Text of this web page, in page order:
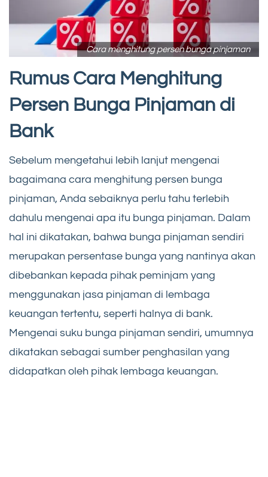
Cara menghitung persen bunga pinjaman
Rumus Cara Menghitung
Persen Bunga Pinjaman di
Bank
Sebelum mengetahui lebih lanjut mengenai
bagaimana cara menghitung persen bunga
pinjaman, Anda sebaiknya perlu tahu terlebih
dahulu mengenai apa itu bunga pinjaman. Dalam
hal ini dikatakan, bahwa bunga pinjaman sendiri
merupakan persentase bunga yang nantinya akan
dibebankan kepada pihak peminjam yang
menggunakan jasa pinjaman di lembaga
keuangan tertentu, seperti halnya di bank.
Mengenai suku bunga pinjaman sendiri, umumnya
dikatakan sebagai sumber penghasilan yang
didapatkan oleh pihak lembaga keuangan.